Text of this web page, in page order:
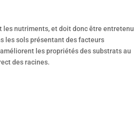
les nutriments, et doit donc être entretenu
les sols présentant des facteurs
les propriétés des substrats au
des racines.